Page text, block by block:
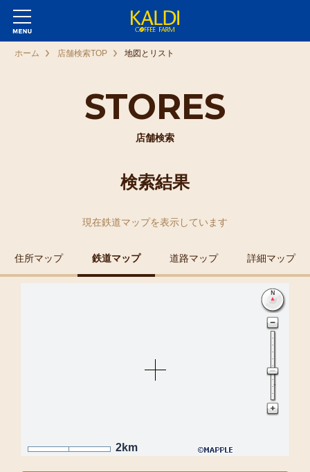
STORES
店舗検索
ホーム 店舗検索TOP 地図とリスト
検索結果
現在鉄道マップを表示しています
住所マップ 鉄道マップ 道路マップ 詳細マップ
2km